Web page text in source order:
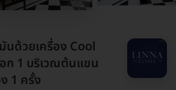
นด้วยเครื่อง Cool
ก 1 บริเวณต้นแขน
1 ครั้ง